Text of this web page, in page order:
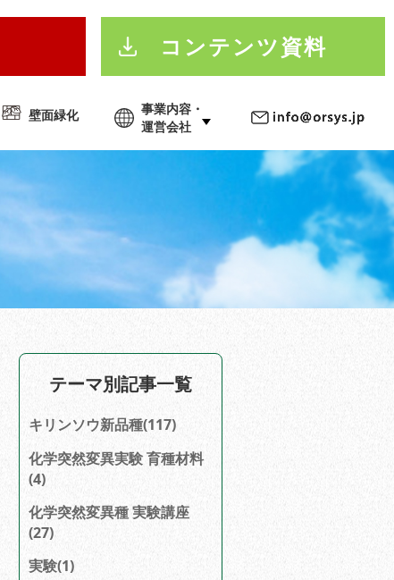
コンテンツ資料
壁面緑化
事業内容・
運営会社
テーマ別記事一覧
キリンソウ新品種(117)
化学突然変異実験 育種材料
(4)
化学突然変異種 実験講座
(27)
実験(1)